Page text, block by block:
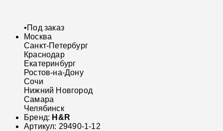
•Под заказ
Москва
Санкт-Петербург
Краснодар
Екатеринбург
Ростов-на-Дону
Сочи
Нижний Новгород
Самара
Челябинск
Бренд: H&R
Артикул: 29490-1-12